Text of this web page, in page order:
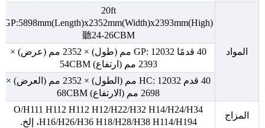
المواد
20ft
GP:5898mm(Length)x2352mm(Width)x2393mm(High)
聽24-26CBM
40 قدمًا GP: 12032 مم (طول) × 2352 مم (عرض) ×
2393 مم (ارتفاع) 54CBM
40 قدم HC: 12032 مم (الطول) × 2352 مم (العرض) ×
2698 مم (الارتفاع) 68CBM
المزاج
O/H111 H112 H112 H12/H22/H32 H14/H24/H34
H16/H26/H36 H18/H28/H38 H114/H194، إلخ.